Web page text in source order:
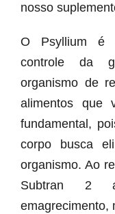
nosso
O Psyllium é
controle da
organismo de
alimentos que
fundamental,
corpo busca
organismo. Ao
Subtran 2
emagrecimento,